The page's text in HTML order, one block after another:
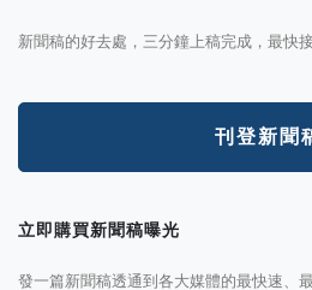
新聞稿的好去處，三分鐘上稿完成，最快
刊登新聞
立即購買新聞稿曝光
發一篇新聞稿透通到各大媒體的最快速、